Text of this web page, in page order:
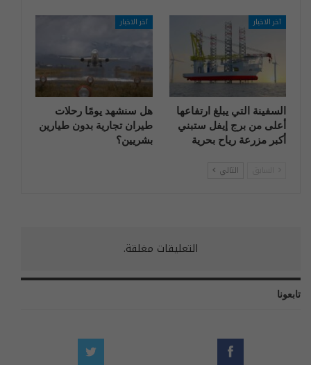
آخر الاخبار
السفينة التي يبلغ ارتفاعها
أعلى من برج إيفل ستبني
أكبر مزرعة رياح بحرية
آخر الاخبار
هل سنشهد يومًا رحلات
طيران تجارية بدون طيارين
بشريين؟
التالي
التعليقات مغلقة.
تابعونا